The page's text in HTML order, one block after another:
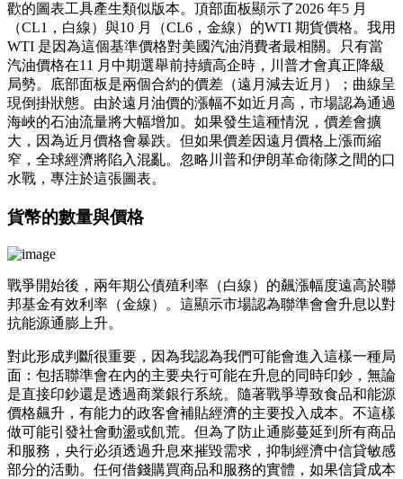
歡的圖表工具產生類似版本。頂部面板顯示了2026 年5 月
（CL1，白線）與10 月（CL6，金線）的WTI 期貨價格。我用
WTI 是因為這個基準價格對美國汽油消費者最相關。只有當
汽油價格在11 月中期選舉前持續高企時，川普才會真正降級
局勢。底部面板是兩個合約的價差（遠月減去近月）；曲線呈
現倒掛狀態。由於遠月油價的漲幅不如近月高，市場認為通過
海峽的石油流量將大幅增加。如果發生這種情況，價差會擴
大，因為近月價格會暴跌。但如果價差因遠月價格上漲而縮
窄，全球經濟將陷入混亂。忽略川普和伊朗革命衛隊之間的口
水戰，專注於這張圖表。
貨幣的數量與價格
戰爭開始後，兩年期公債殖利率（白線）的飆漲幅度遠高於聯
邦基金有效利率（金線）。這顯示市場認為聯準會會升息以對
抗能源通膨上升。
對此形成判斷很重要，因為我認為我們可能會進入這樣一種局
面：包括聯準會在內的主要央行可能在升息的同時印鈔，無論
是直接印鈔還是透過商業銀行系統。隨著戰爭導致食品和能源
價格飆升，有能力的政客會補貼經濟的主要投入成本。不這樣
做可能引發社會動盪或飢荒。但為了防止通膨蔓延到所有商品
和服務，央行必須透過升息來摧毀需求，抑制經濟中信貸敏感
部分的活動。任何借錢購買商品和服務的實體，如果信貸成本